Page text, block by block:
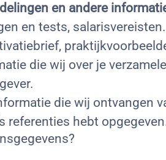
en andere
en tests, salarisvereisten.
die wij over je
die wij ontvangen
referenties hebt